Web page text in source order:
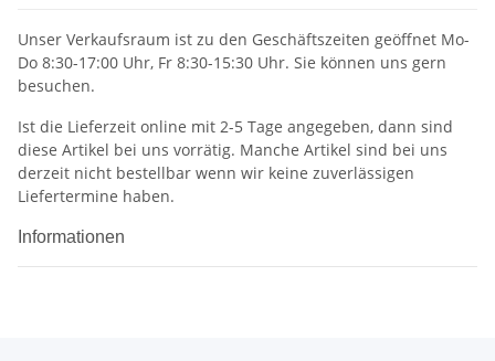
Unser Verkaufsraum ist zu den Geschäftszeiten geöffnet Mo-
Do 8:30-17:00 Uhr, Fr 8:30-15:30 Uhr. Sie können uns gern
besuchen.
Ist die Lieferzeit online mit 2-5 Tage angegeben, dann sind
diese Artikel bei uns vorrätig. Manche Artikel sind bei uns
derzeit nicht bestellbar wenn wir keine zuverlässigen
Liefertermine haben.
Informationen